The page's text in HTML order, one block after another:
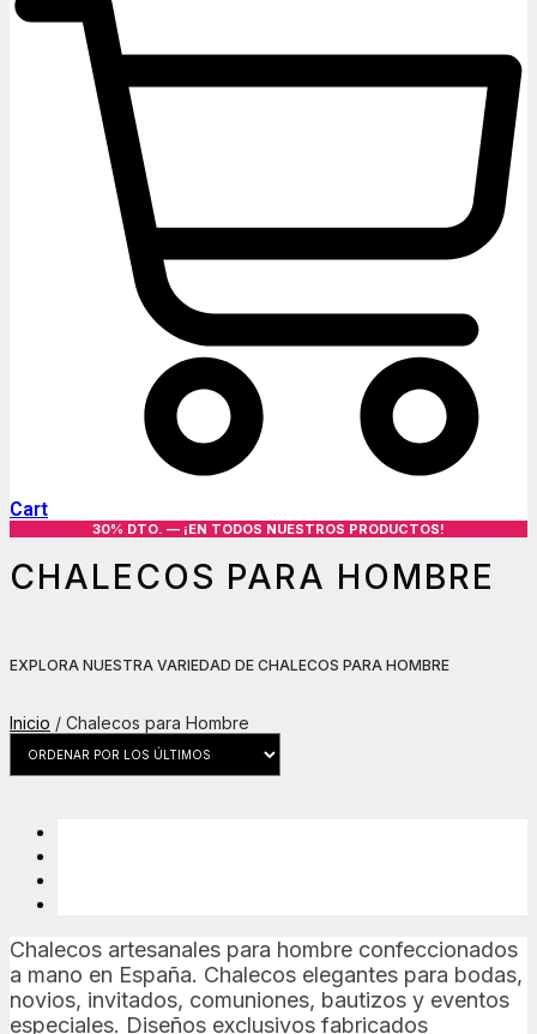
Cart
30% DTO. — ¡EN TODOS NUESTROS PRODUCTOS!
CHALECOS PARA HOMBRE
EXPLORA NUESTRA VARIEDAD DE CHALECOS PARA HOMBRE
Inicio / Chalecos para Hombre
Chalecos artesanales para hombre confeccionados
a mano en España. Chalecos elegantes para bodas,
novios, invitados, comuniones, bautizos y eventos
especiales. Diseños exclusivos fabricados